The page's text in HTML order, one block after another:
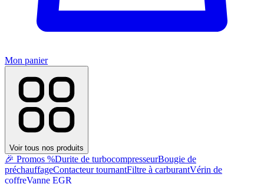
Mon panier
Voir tous nos produits
🎉 Promos %Durite de turbocompresseurBougie de
préchauffageContacteur tournantFiltre à carburantVérin de
coffreVanne EGR